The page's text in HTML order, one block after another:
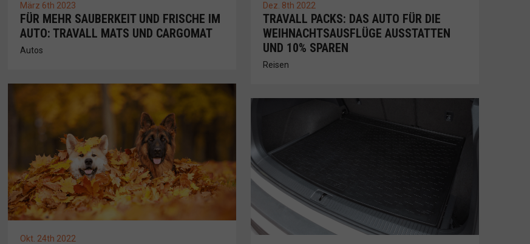
März 6th 2023
FÜR MEHR SAUBERKEIT UND FRISCHE IM
AUTO: TRAVALL MATS UND CARGOMAT
Autos
Dez. 8th 2022
TRAVALL PACKS: DAS AUTO FÜR DIE
WEIHNACHTSAUSFLÜGE AUSSTATTEN
UND 10% SPAREN
Reisen
Okt. 24th 2022